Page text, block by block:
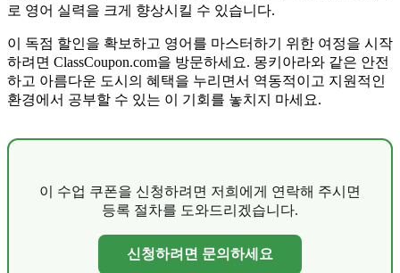
로 영어 실력을 크게 향상시킬 수 있습니다.
이 독점 할인을 확보하고 영어를 마스터하기 위한 여정을 시작
하려면 ClassCoupon.com을 방문하세요. 몽키아라와 같은 안전
하고 아름다운 도시의 혜택을 누리면서 역동적이고 지원적인
환경에서 공부할 수 있는 이 기회를 놓치지 마세요.
이 수업 쿠폰을 신청하려면 저희에게 연락해 주시면
등록 절차를 도와드리겠습니다.
신청하려면 문의하세요